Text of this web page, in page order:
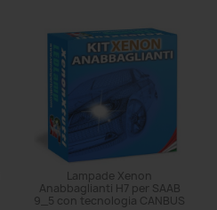
Lampade Xenon
Anabbaglianti H7 per SAAB
9_5 con tecnologia CANBUS